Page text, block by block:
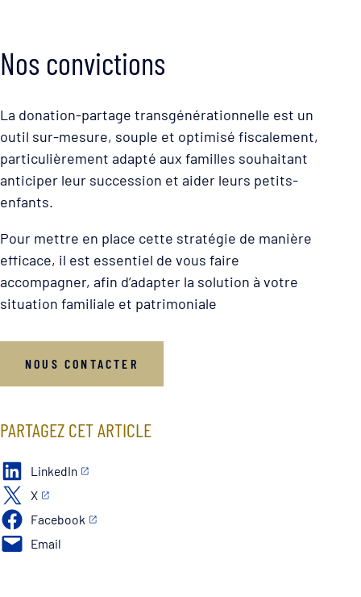
Nos convictions
La donation-partage transgénérationnelle est un
outil sur-mesure, souple et optimisé fiscalement,
particulièrement adapté aux familles souhaitant
anticiper leur succession et aider leurs petits-
enfants.
Pour mettre en place cette stratégie de manière
efficace, il est essentiel de vous faire
accompagner, afin d’adapter la solution à votre
situation familiale et patrimoniale
NOUS CONTACTER
PARTAGEZ CET ARTICLE
LinkedIn
X
Facebook
Email